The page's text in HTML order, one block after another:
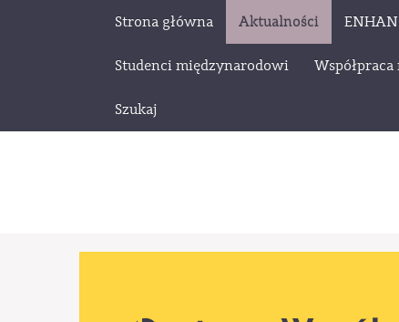
Strona główna Aktualności
Studenci międzynarodowi
Szukaj